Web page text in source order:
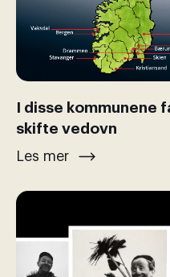
I disse kommunene
skifte vedovn
Les mer